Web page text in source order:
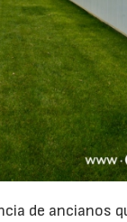
de ancianos